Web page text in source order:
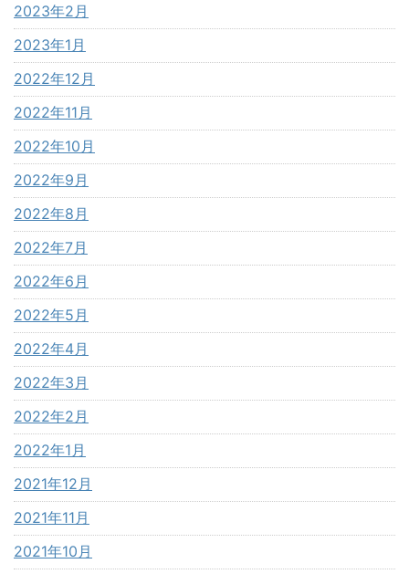
2023年2月
2023年1月
2022年12月
2022年11月
2022年10月
2022年9月
2022年8月
2022年7月
2022年6月
2022年5月
2022年4月
2022年3月
2022年2月
2022年1月
2021年12月
2021年11月
2021年10月